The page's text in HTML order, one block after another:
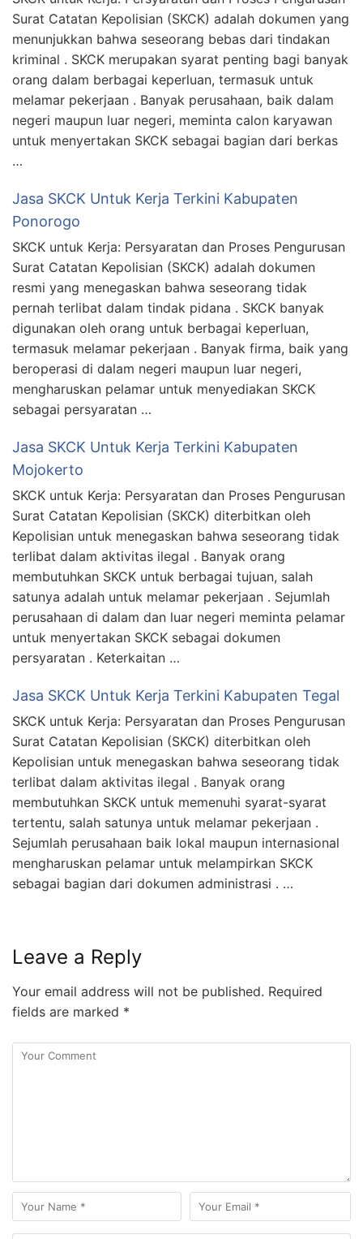
Surat Catatan Kepolisian (SKCK) adalah dokumen yang
menunjukkan bahwa seseorang bebas dari tindakan
kriminal . SKCK merupakan syarat penting bagi banyak
orang dalam berbagai keperluan, termasuk untuk
melamar pekerjaan . Banyak perusahaan, baik dalam
negeri maupun luar negeri, meminta calon karyawan
untuk menyertakan SKCK sebagai bagian dari berkas
…
Jasa SKCK Untuk Kerja Terkini Kabupaten
Ponorogo
SKCK untuk Kerja: Persyaratan dan Proses Pengurusan
Surat Catatan Kepolisian (SKCK) adalah dokumen
resmi yang menegaskan bahwa seseorang tidak
pernah terlibat dalam tindak pidana . SKCK banyak
digunakan oleh orang untuk berbagai keperluan,
termasuk melamar pekerjaan . Banyak firma, baik yang
beroperasi di dalam negeri maupun luar negeri,
mengharuskan pelamar untuk menyediakan SKCK
sebagai persyaratan …
Jasa SKCK Untuk Kerja Terkini Kabupaten
Mojokerto
SKCK untuk Kerja: Persyaratan dan Proses Pengurusan
Surat Catatan Kepolisian (SKCK) diterbitkan oleh
Kepolisian untuk menegaskan bahwa seseorang tidak
terlibat dalam aktivitas ilegal . Banyak orang
membutuhkan SKCK untuk berbagai tujuan, salah
satunya adalah untuk melamar pekerjaan . Sejumlah
perusahaan di dalam dan luar negeri meminta pelamar
untuk menyertakan SKCK sebagai dokumen
persyaratan . Keterkaitan …
Jasa SKCK Untuk Kerja Terkini Kabupaten Tegal
SKCK untuk Kerja: Persyaratan dan Proses Pengurusan
Surat Catatan Kepolisian (SKCK) diterbitkan oleh
Kepolisian untuk menegaskan bahwa seseorang tidak
terlibat dalam aktivitas ilegal . Banyak orang
membutuhkan SKCK untuk memenuhi syarat-syarat
tertentu, salah satunya untuk melamar pekerjaan .
Sejumlah perusahaan baik lokal maupun internasional
mengharuskan pelamar untuk melampirkan SKCK
sebagai bagian dari dokumen administrasi . …
Leave a Reply
Your email address will not be published. Required
fields are marked *